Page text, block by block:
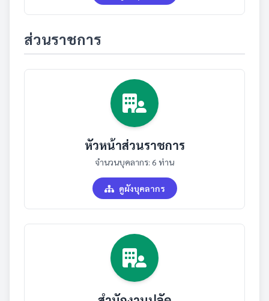
ส่วนราชการ
หัวหน้าส่วนราชการ
จำนวนบุคลากร: 6 ท่าน
ดูผังบุคลากร